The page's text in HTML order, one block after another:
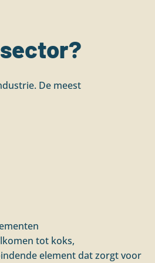
De meest
tot koks,
element dat zorgt voor